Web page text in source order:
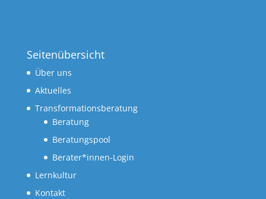
Seitenübersicht
Über uns
Aktuelles
Transformationsberatung
Beratung
Beratungspool
Berater*innen-Login
Lernkultur
Kontakt